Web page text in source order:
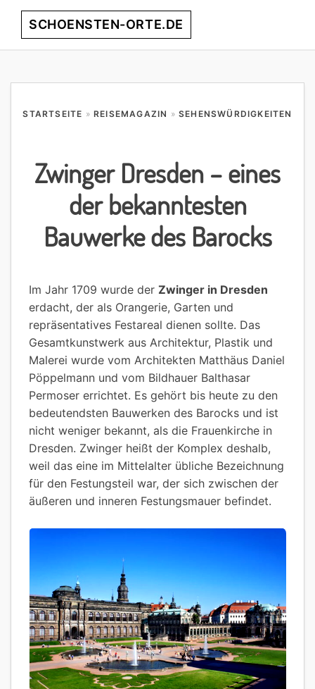
Skip
Skip
Skip
Skip
SCHOENSTEN-ORTE.DE
Orte
STARTSEITE » REISEMAGAZIN » SEHENSWÜRDIGKEITEN
Zwinger Dresden – eines
der bekanntesten
Bauwerke des Barocks
Im Jahr 1709 wurde der Zwinger in Dresden
erdacht, der als Orangerie, Garten und
repräsentatives Festareal dienen sollte. Das
Gesamtkunstwerk aus Architektur, Plastik und
Malerei wurde vom Architekten Matthäus Daniel
Pöppelmann und vom Bildhauer Balthasar
Permoser errichtet. Es gehört bis heute zu den
bedeutendsten Bauwerken des Barocks und ist
nicht weniger bekannt, als die Frauenkirche in
Dresden. Zwinger heißt der Komplex deshalb,
weil das eine im Mittelalter übliche Bezeichnung
für den Festungsteil war, der sich zwischen der
äußeren und inneren Festungsmauer befindet.